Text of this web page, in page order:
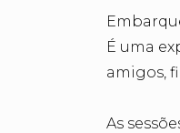
É uma
amigos,
As